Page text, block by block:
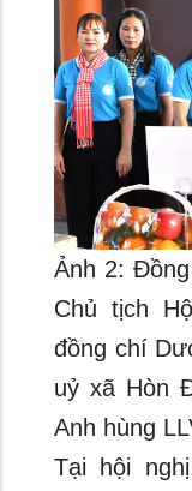
Ảnh 2:
Chủ tịch
đồng chí
uỷ xã Hòn
Anh hùng
Tại hội